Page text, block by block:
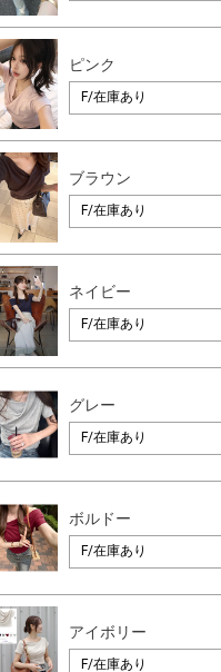
ピンク
ブラウン
ネイビー
グレー
ボルドー
アイボリー